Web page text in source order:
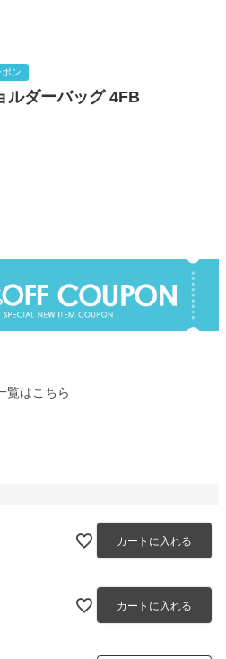
ン
ルダーバッグ 4FB
覧はこちら
カートに入れる
カートに入れる